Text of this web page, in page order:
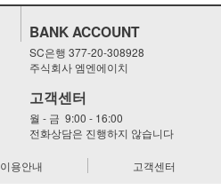
BANK ACCOUNT
SC은행 377-20-308928
주식회사 엠엔에이치
고객센터
월 - 금 9:00 - 16:00
전화상담은 진행하지 않습니다
이용안내 고객센터